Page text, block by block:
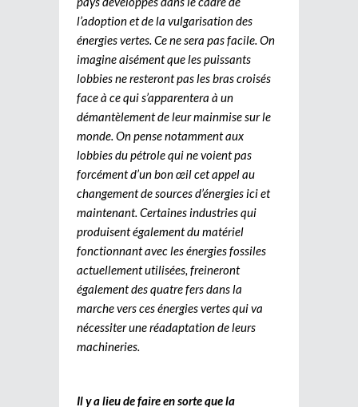
l’adoption et de la vulgarisation des
énergies vertes. Ce ne sera pas facile. On
imagine aisément que les puissants
lobbies ne resteront pas les bras croisés
face à ce qui s’apparentera à un
démantèlement de leur mainmise sur le
monde. On pense notamment aux
lobbies du pétrole qui ne voient pas
forcément d’un bon œil cet appel au
changement de sources d’énergies ici et
maintenant. Certaines industries qui
produisent également du matériel
fonctionnant avec les énergies fossiles
actuellement utilisées, freineront
également des quatre fers dans la
marche vers ces énergies vertes qui va
nécessiter une réadaptation de leurs
machineries.
Il y a lieu de faire en sorte que la